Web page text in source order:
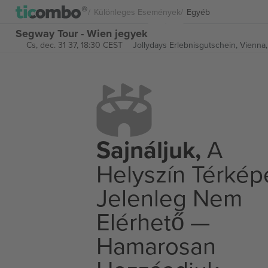
Különleges Események Egyéb
Segway Tour - Wien jegyek
Cs, dec. 31 37, 18:30 CEST Jollydays Erlebnisgutschein,
Sajnáljuk,A
Helyszín
Jelenleg Nem
Elérhető —
Hamarosan